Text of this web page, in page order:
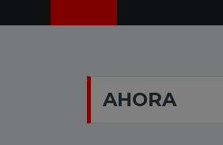
AHORA
TRABAJAN PARA RASTREAR